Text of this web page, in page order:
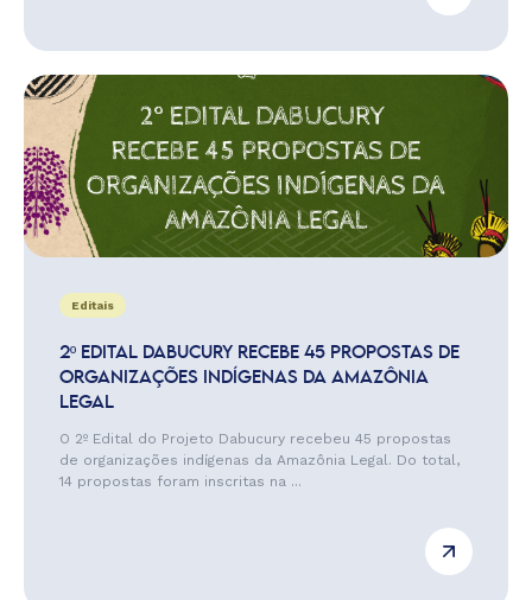
Editais
2º EDITAL DABUCURY RECEBE 45 PROPOSTAS DE
ORGANIZAÇÕES INDÍGENAS DA AMAZÔNIA
LEGAL
O 2º Edital do Projeto Dabucury recebeu 45 propostas
de organizações indígenas da Amazônia Legal. Do total,
14 propostas foram inscritas na ...